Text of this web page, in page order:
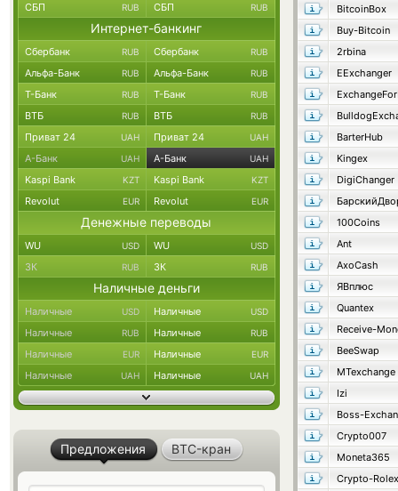
BitcoinBox
Buy-Bitcoin
2rbina
EExchanger
BarterHub
Kingex
DigiChanger
100Coins
Ant
AxoCash
ЯВплюс
Quantex
Receive-
BeeSwap
MTexchange
Izi
Boss-
Crypto007
Moneta365
Crypto-Rolex
СБП RUB СБП RUB
Интернет-банкинг
Сбербанк RUB Сбербанк RUB
Альфа-Банк RUB Альфа-Банк RUB
Т-Банк RUB Т-Банк RUB
ВТБ RUB ВТБ RUB
Приват 24 UAH Приват 24 UAH
А-Банк UAH А-Банк UAH
Kaspi Bank KZT Kaspi Bank KZT
Revolut EUR Revolut EUR
Денежные переводы
WU USD WU USD
ЗК RUB ЗК RUB
Наличные деньги
Наличные USD Наличные USD
Наличные RUB Наличные RUB
Наличные EUR Наличные EUR
Наличные UAH Наличные UAH
Предложения BTC-кран